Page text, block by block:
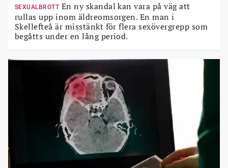
SEXUALBROTT En ny skandal kan vara på väg att
rullas upp inom äldreomsorgen. En man i
Skellefteå är misstänkt för flera sexövergrepp som
begåtts under en lång period.